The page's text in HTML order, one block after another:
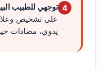
4 توجهي للطبيب
على تشخيص
يدوي، مضادات